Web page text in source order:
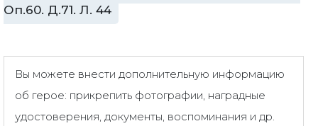
Оп.60. Д.71. Л. 44
Вы можете внести дополнительную информацию
об герое: прикрепить фотографии, наградные
удостоверения, документы, воспоминания и др.